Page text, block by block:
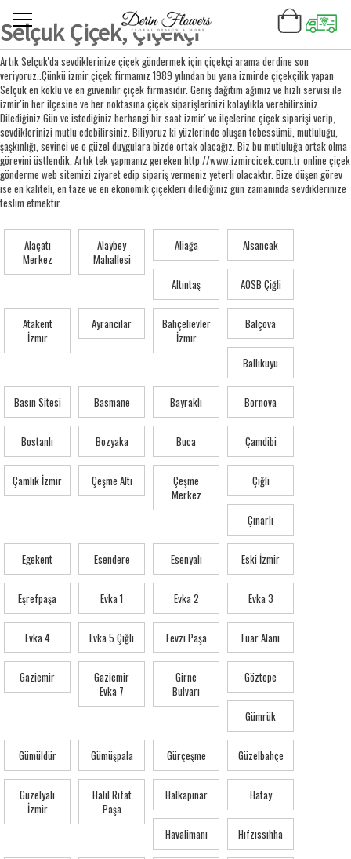
Selçuk Çiçek, Çiçekçi
Artık Selçuk'da sevdiklerinize çiçek göndermek için çiçekçi arama derdine son
veriyoruz..Çünkü izmir çiçek firmamız 1989 yılından bu yana izmirde çiçekçilik yapan
Selçuk en köklü ve en güvenilir çiçek firmasıdır. Geniş dağıtım ağımız ve hızlı servisi ile
izmir'in her ilçesine ve her noktasına çiçek siparişlerinizi kolaylıkla verebilirsiniz.
Dilediğiniz Gün ve istediğiniz herhangi bir saat izmir' ve ilçelerine çiçek siparişi verip,
sevdiklerinizi mutlu edebilirsiniz. Biliyoruz ki yüzlerinde oluşan tebessümü, mutluluğu,
şaşkınlığı, sevinci ve o güzel duygulara bizde ortak olacağız. Biz bu mutluluğa ortak olma
görevini üstlendik. Artık tek yapmanız gereken http://www.izmircicek.com.tr online çiçek
gönderme web sitemizi ziyaret edip sipariş vermeniz yeterli olacaktır. Bize düşen görev
ise en kaliteli, en taze ve en ekonomik çiçekleri dilediğiniz gün zamanında sevdiklerinize
teslim etmektir.
Alaçatı
Merkez
Alaybey
Mahallesi
Aliağa Alsancak
Altıntaş AOSB Çiğli
Atakent
İzmir
Ayrancılar
Bahçelievler
İzmir
Balçova
Ballıkuyu
Basın Sitesi Basmane Bayraklı Bornova
Bostanlı Bozyaka Buca Çamdibi
Çamlık İzmir Çeşme Altı
Çeşme
Merkez
Çiğli
Çınarlı
Egekent Esendere Esenyalı Eski İzmir
Eşrefpaşa Evka 1 Evka 2 Evka 3
Evka 4 Evka 5 Çiğli Fevzi Paşa Fuar Alanı
Gaziemir
Gaziemir
Evka 7
Girne
Bulvarı
Göztepe
Gümrük
Gümüldür Gümüşpala Gürçeşme Güzelbahçe
Güzelyalı
İzmir
Halil Rıfat
Paşa
Halkapınar Hatay
Havalimanı Hıfzıssıhha